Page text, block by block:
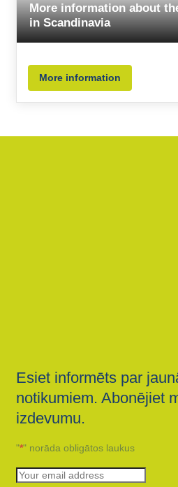
More information about
in Scandinavia
More information
Esiet informēts par
notikumiem. Abonējiet
izdevumu.
"*" norāda obligātos laukus